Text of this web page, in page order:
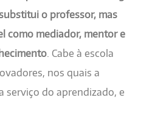
o professor, mas
como mediador, mentor e
. Cabe à escola
nos quais a
serviço do aprendizado, e